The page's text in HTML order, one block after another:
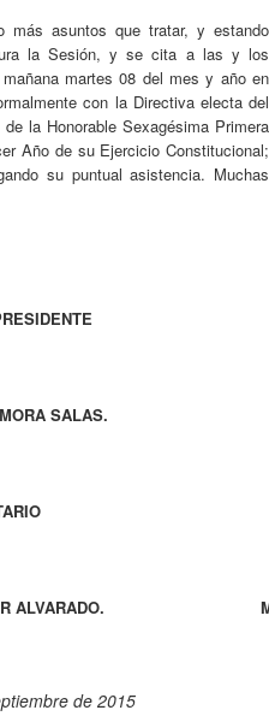
más asuntos que tratar, y estando
la Sesión, y se cita a las y los
martes 08 del mes y año en
con la Directiva electa del
la Honorable Sexagésima Primera
Año de su Ejercicio Constitucional;
su puntual asistencia. Muchas
SALAS.
ALVARADO.
de 2015